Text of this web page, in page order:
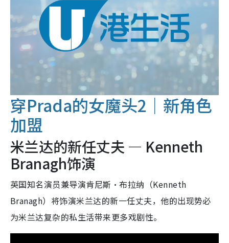
穿Prada的女魔头2｜新角色
加盟
米兰达的新任丈夫 — Kenneth
Branagh饰演
英国知名演员兼导演肯尼斯·布拉纳（Kenneth
Branagh）将饰演米兰达的新一任丈夫，他的出现势必
为米兰达复杂的私生活带来更多戏剧性。